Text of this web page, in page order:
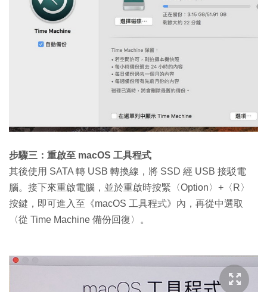
步驟三：重啟至 macOS 工具程式
其後使用 SATA 轉 USB 轉換線，將 SSD 經 USB 接駁電
腦。接下來重啟電腦，並於重啟時按緊〈Option〉+〈R〉
按鍵，即可進入至《macOS 工具程式》內，再從中選取
〈從 Time Machine 備份回復〉。